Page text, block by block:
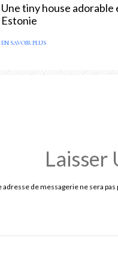
Une tiny house adorable
Estonie
EN SAVOIR PLUS
Laisser
adresse de messagerie ne sera